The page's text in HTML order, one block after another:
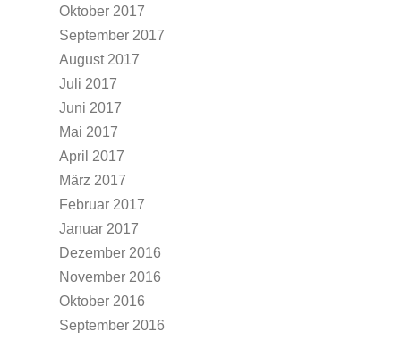
Oktober 2017
September 2017
August 2017
Juli 2017
Juni 2017
Mai 2017
April 2017
März 2017
Februar 2017
Januar 2017
Dezember 2016
November 2016
Oktober 2016
September 2016